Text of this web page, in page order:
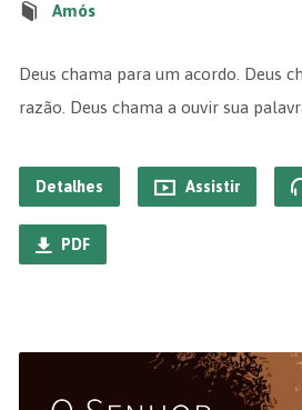
Amós
Deus chama para um acordo. Deus
razão. Deus chama a ouvir sua
Detalhes Assistir
PDF